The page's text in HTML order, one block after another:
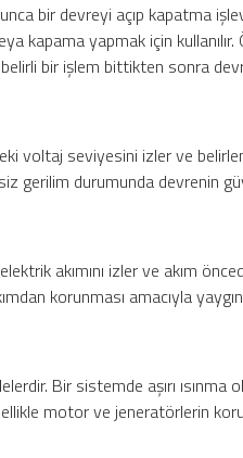
bir devreyi açıp kapatma
kapama yapmak için
bir işlem bittikten sonra
voltaj seviyesini izler ve
gerilim durumunda devrenin
akımını izler ve akım
korunması amacıyla
Bir sistemde aşırı
motor ve jeneratörlerin